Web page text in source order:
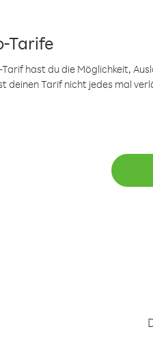
Tarife
hast du die Möglichkeit,
deinen Tarif nicht jedes mal